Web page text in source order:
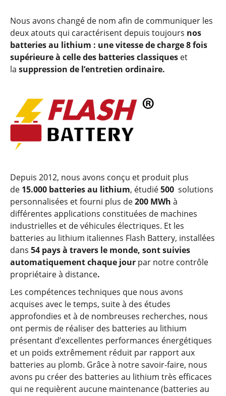
Nous avons changé de nom afin de communiquer les
deux atouts qui caractérisent depuis toujours nos
batteries au lithium : unevitesse de charge 8 fois
supérieureà celle des batteries classiques et
la suppression de l’entretien ordinaire.
Depuis 2012, nous avons conçu et produit plus
de 15.000 batteries au lithium, étudié500 solutions
personnalisées et fourni plus de200 MWh à
différentes applications constituées de machines
industrielles et de véhicules électriques. Et les
batteries au lithium italiennes Flash Battery, installées
dans 54 pays à travers le monde, sont suivies
automatiquement chaque jour par notre contrôle
propriétaire à distance.
Les compétences techniques que nous avons
acquises avec le temps, suite à des études
approfondies et à de nombreuses recherches, nous
ont permis de réaliser des batteries au lithium
présentant d’excellentes performances énergétiques
et un poids extrêmement réduit par rapport aux
batteries au plomb. Grâce à notre savoir-faire, nous
avons pu créer des batteries au lithium très efficaces
qui ne requièrent aucune maintenance (batteries au